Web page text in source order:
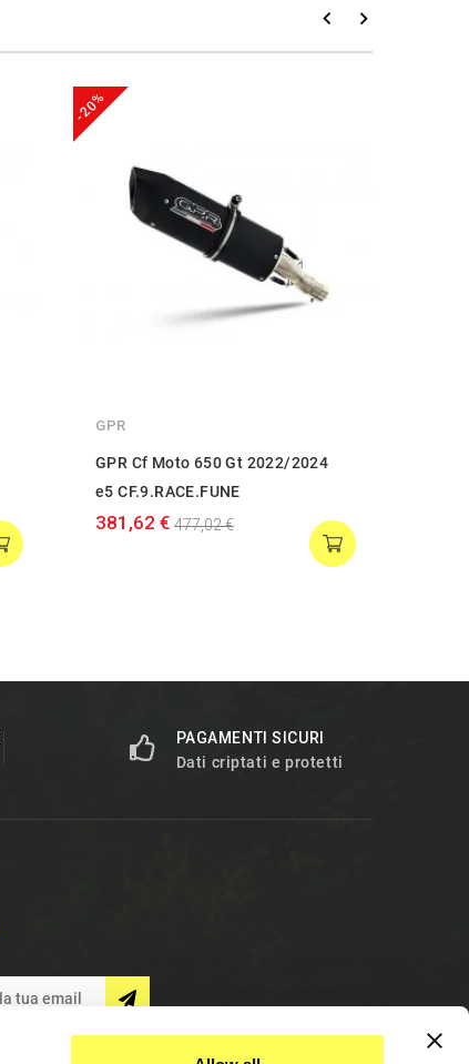
-20%
GPR
GPR Cf Moto 650 Gt 2022/2024
e5 CF.9.RACE.FUNE
381,62 € 477,02 €
PAGAMENTI SICURI
Dati criptati e protetti